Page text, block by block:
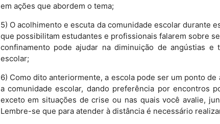
em ações que abordem o tema;
5) O acolhimento e escuta da comunidade escolar durante
que possibilitam estudantes e profissionais falarem sobre
confinamento pode ajudar na diminuição de angústias
escolar;
6) Como dito anteriormente, a escola pode ser um ponto
a comunidade escolar, dando preferência por encontros
exceto em situações de crise ou nas quais você avalie,
Lembre-se que para atender à distância é necessário